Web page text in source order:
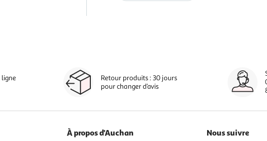
ligne
Retour produits : 30 jours
pour changer d’avis
À propos d'Auchan Nous suivre